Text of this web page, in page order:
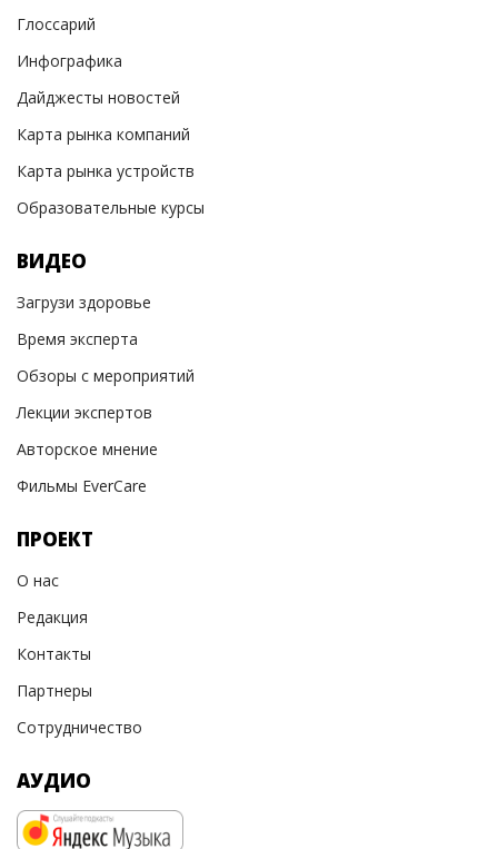
Глоссарий
Инфографика
Дайджесты новостей
Карта рынка компаний
Карта рынка устройств
Образовательные курсы
ВИДЕО
Загрузи здоровье
Время эксперта
Обзоры с мероприятий
Лекции экспертов
Авторское мнение
Фильмы EverCare
ПРОЕКТ
О нас
Редакция
Контакты
Партнеры
Сотрудничество
АУДИО